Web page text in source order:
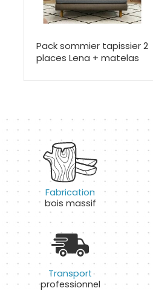
Pack sommier tapissier 2
places Lena + matelas
Fabrication
bois massif
Transport
professionnel